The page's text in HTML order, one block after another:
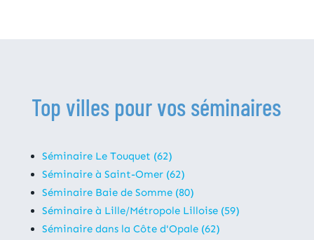
Top villes pour vos séminaires
Séminaire Le Touquet (62)
Séminaire à Saint-Omer (62)
Séminaire Baie de Somme (80)
Séminaire à Lille/Métropole Lilloise (59)
Séminaire dans la Côte d'Opale (62)